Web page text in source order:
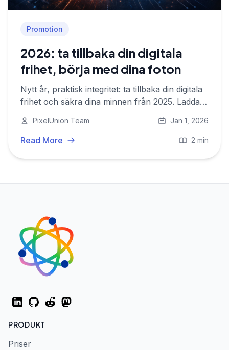
Promotion
2026: ta tillbaka din digitala
frihet, börja med dina foton
Nytt år, praktisk integritet: ta tillbaka din digitala
frihet och säkra dina minnen från 2025. Ladda
nyårskortning.
PixelUnion Team Jan 1, 2026
Read More 2 min
LinkedInGitHubRedditMastodon
PRODUKT
Priser